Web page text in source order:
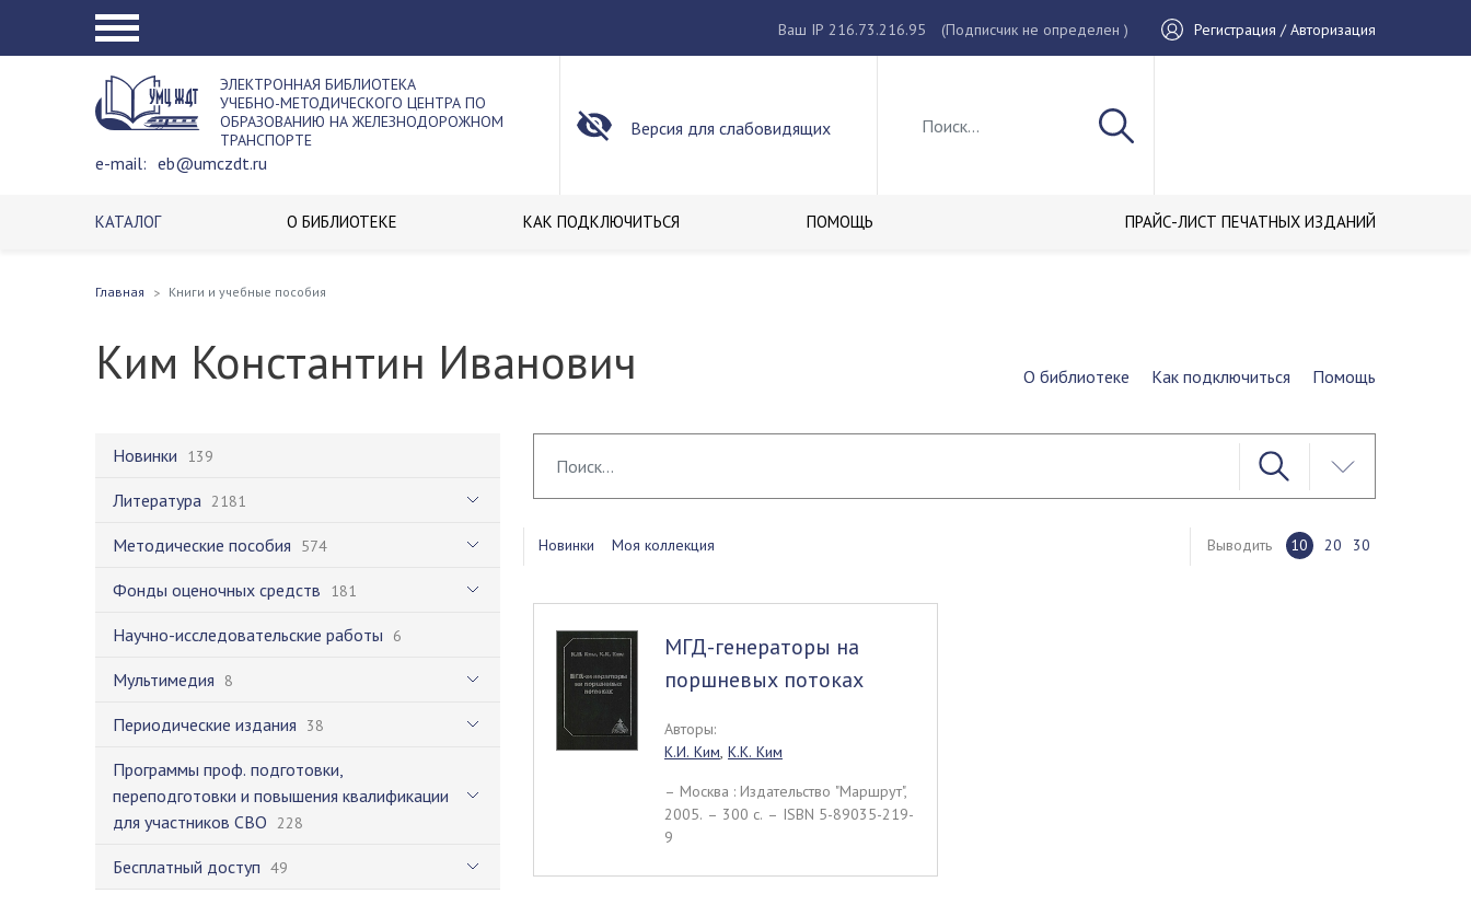
Ваш IP 216.73.216.95 (Подписчик не определен ) Регистрация / Авторизация
ЭЛЕКТРОННАЯ БИБЛИОТЕКА
УЧЕБНО-МЕТОДИЧЕСКОГО ЦЕНТРА ПО
ОБРАЗОВАНИЮ НА ЖЕЛЕЗНОДОРОЖНОМ
ТРАНСПОРТЕ
e-mail: eb@umczdt.ru
Версия для слабовидящих
КАТАЛОГ О БИБЛИОТЕКЕ КАК ПОДКЛЮЧИТЬСЯ ПОМОЩЬ ПРАЙС-ЛИСТ ПЕЧАТНЫХ ИЗДАНИЙ
Главная Книги и учебные пособия
Ким Константин Иванович О библиотеке Как подключиться Помощь
Новинки 139
Литература 2181
Методические пособия 574
Фонды оценочных средств 181
Научно-исследовательские работы 6
Мультимедия 8
Периодические издания 38
Программы проф. подготовки,
переподготовки и повышения квалификации
для участников СВО 228
Бесплатный доступ 49
Новинки Моя коллекция Выводить 10 20 30
МГД-генераторы на
поршневых потоках
Авторы:
К.И. Ким, К.К. Ким
– Москва : Издательство "Маршрут",
2005. – 300 c. – ISBN 5-89035-219-
9